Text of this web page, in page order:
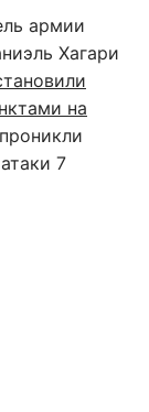
армии
Хагари
на
7